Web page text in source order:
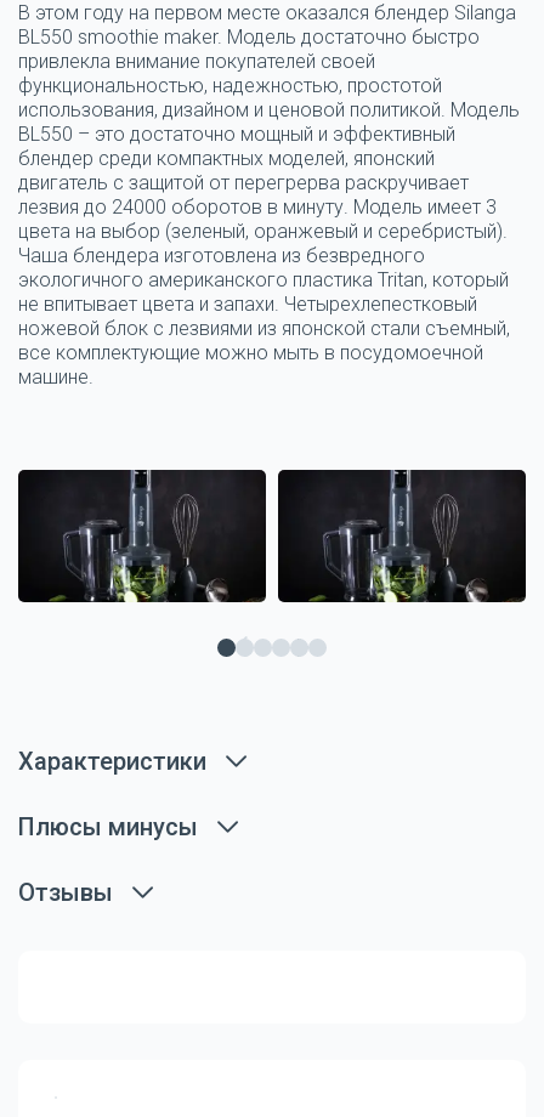
В этом году на первом месте оказался блендер Silanga
BL550 smoothie maker. Модель достаточно быстро
привлекла внимание покупателей своей
функциональностью, надежностью, простотой
использования, дизайном и ценовой политикой. Модель
BL550 – это достаточно мощный и эффективный
блендер среди компактных моделей, японский
двигатель с защитой от перегрерва раскручивает
лезвия до 24000 оборотов в минуту. Модель имеет 3
цвета на выбор (зеленый, оранжевый и серебристый).
Чаша блендера изготовлена из безвредного
экологичного американского пластика Tritan, который
не впитывает цвета и запахи. Четырехлепестковый
ножевой блок с лезвиями из японской стали съемный,
все комплектующие можно мыть в посудомоечной
машине.
Характеристики
Плюсы минусы
Отзывы